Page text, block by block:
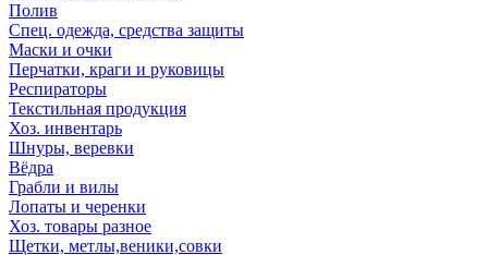
Полив
Спец. одежда, средства защиты
Маски и очки
Перчатки, краги и руковицы
Респираторы
Текстильная продукция
Хоз. инвентарь
Шнуры, веревки
Вёдра
Грабли и вилы
Лопаты и черенки
Хоз. товары разное
Щетки, метлы,веники,совки